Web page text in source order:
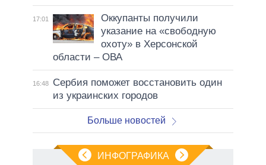
17:01
Оккупанты получили
указание на «свободную
охоту» в Херсонской
области – ОВА
16:48
Сербия поможет восстановить один
из украинских городов
Больше новостей
ИНФОГРАФИКА